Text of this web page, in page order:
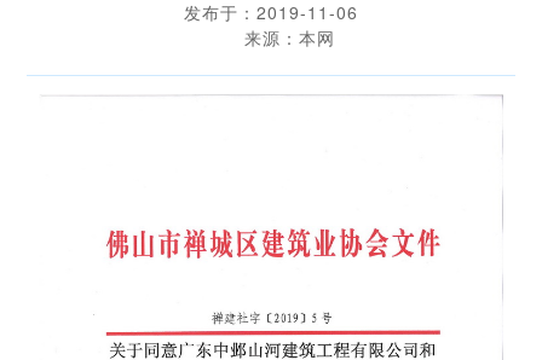
发布于：2019-11-06
来源：本网